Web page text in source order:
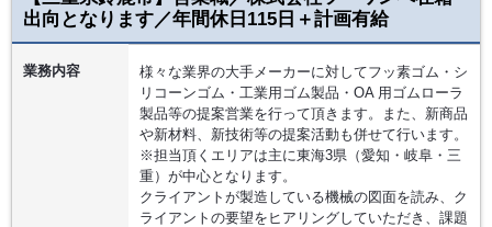
出向となります／年間休日115日＋計画有給
業務内容
様々な業界の大手メーカーに対してフッ素ゴム・シ
リコーンゴム・工業用ゴム製品・OA 用ゴムローラ
製品等の提案営業を行って頂きます。また、新商品
や新材料、新技術等の提案活動も併せて行います。
※担当頂くエリアは主に東海3県（愛知・岐阜・三
重）が中心となります。
クライアントが製造している機械の図面を読み、ク
ライアントの要望をヒアリングしていただき、課題